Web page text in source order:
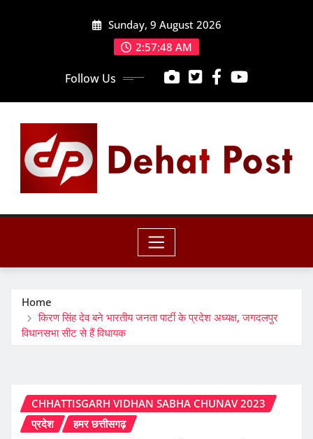
Sunday, 9 August 2026
2:57:50 AM
Follow Us
Home
किरण सिंह देव बने भारतीय जनता पार्टी के प्रदेश अध्यक्ष, जगदलपुर
विधानसभा सीट से हैं विधायक
CHHATTISGARH VIDHAN SABHA CHUNAV 2023
प्रदेश
हमर छत्तीसगढ़